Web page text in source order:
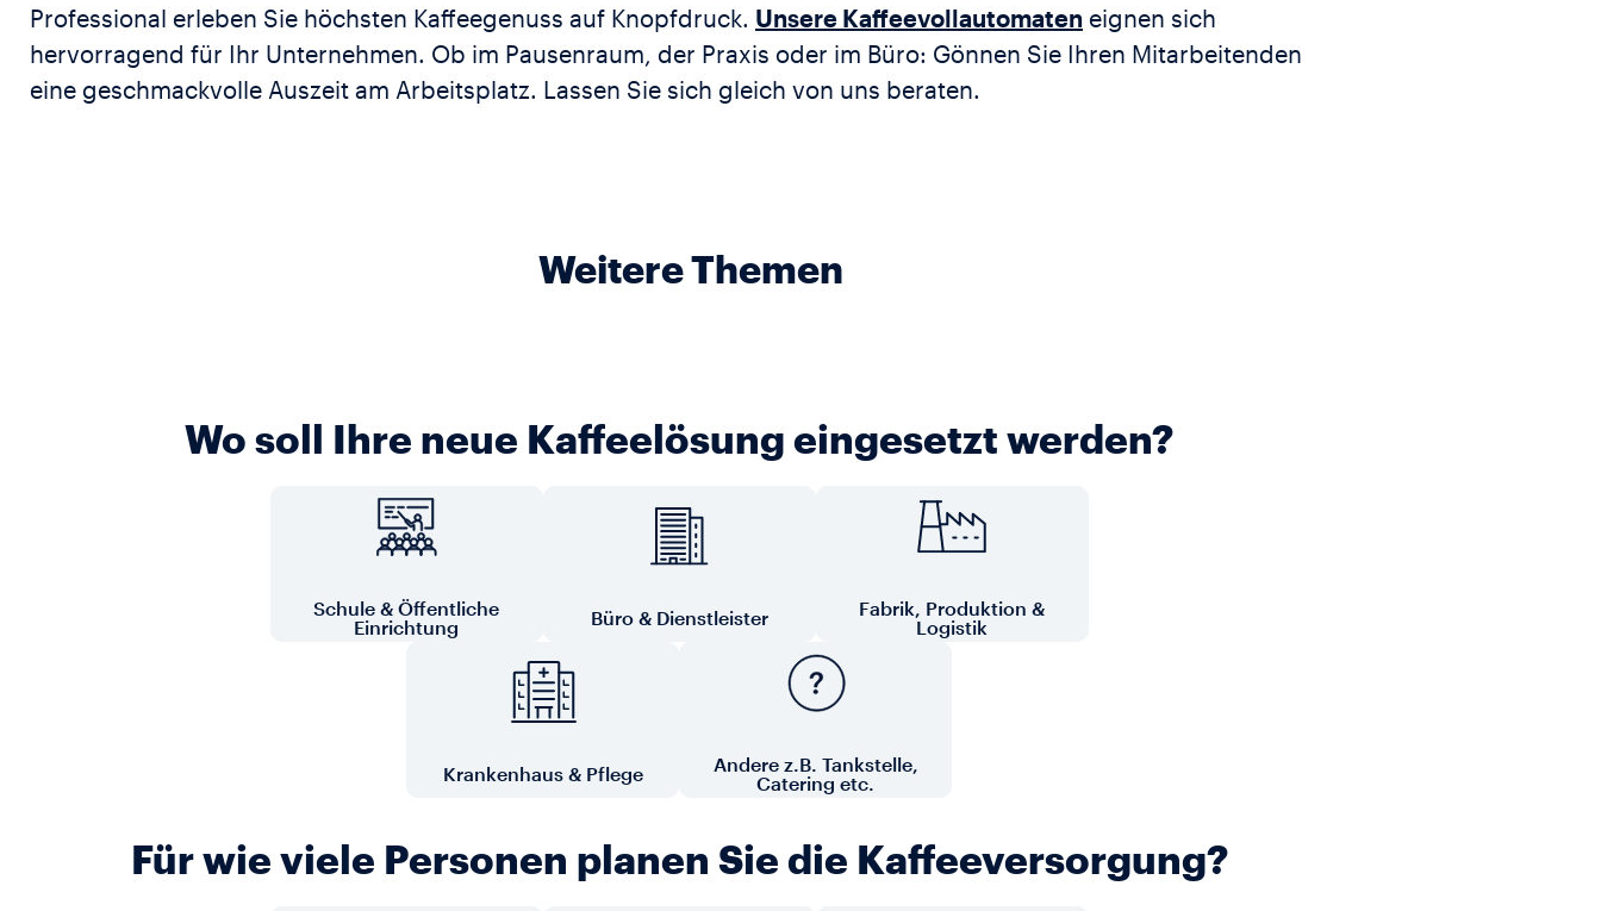
Professional erleben Sie höchsten Kaffeegenuss auf Knopfdruck. Unsere Kaffeevollautomaten eignen sich
hervorragend für Ihr Unternehmen. Ob im Pausenraum, der Praxis oder im Büro: Gönnen Sie Ihren Mitarbeitenden
eine geschmackvolle Auszeit am Arbeitsplatz. Lassen Sie sich gleich von uns beraten.
Weitere Themen
Wo soll Ihre neue Kaffeelösung eingesetzt werden?
Schule & Öffentliche
Einrichtung
Büro & Dienstleister
Fabrik, Produktion &
Logistik
Krankenhaus & Pflege
Andere z.B. Tankstelle,
Catering etc.
Für wie viele Personen planen Sie die Kaffeeversorgung?